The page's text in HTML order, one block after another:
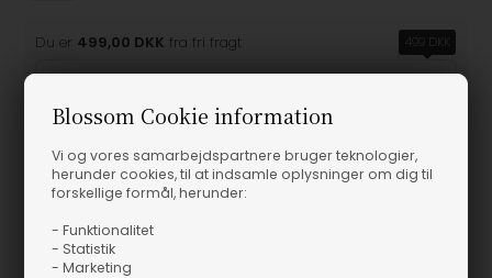
Blossom Cookie information
Vi og vores samarbejdspartnere bruger teknologier,
herunder cookies, til at indsamle oplysninger om dig til
forskellige formål, herunder:
- Funktionalitet
- Statistik
- Marketing
Du er 499,00 DKK fra fri fragt 499 DKK
Produktinformation
Specktra No. 2 Skål - Medium - Clear - Specktrum
Specktra No. 2 Skål - Medium - Clear - Specktrum